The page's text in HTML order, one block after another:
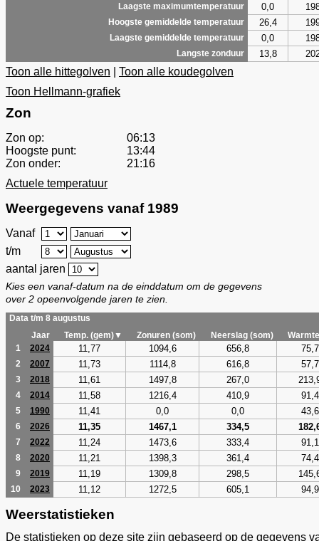
Laagste maximumtemperatuur 0,0
Hoogste gemiddelde temperatuur 26,4
Laagste gemiddelde temperatuur 0,0
Langste zonduur 13,8
Toon alle hittegolven
Toon alle koudegolven
Toon Hellmann-grafiek
Zon
Zon op:
06:13
Hoogste punt:
13:44
Zon onder:
21:16
Actuele temperatuur
Weergegevens vanaf 1989
Vanaf
t/m
aantal jaren
Kies een vanaf-datum na de einddatum om de gegevens
over 2 opeenvolgende jaren te zien.
Data t/m 8 augustus
Jaar
Temp. (gem)▼ Zonuren (som) Neerslag (som)
1
2024 11,77 1094,6 656,8 75,7
2 2007 11,73 1114,8 616,8 57,7
3 2018 11,61 1497,8 267,0
4 2014 11,58 1216,4 410,9 91,4
5 1990 11,41 0,0 0,0 43,6
6 2026 11,35 1467,1 334,5
7 2022 11,24 1473,6 333,4 91,1
8 2020 11,21 1398,3 361,4 74,4
9 2019 11,19 1309,8 298,5
10 2023 11,12 1272,5 605,1 94,9
Weerstatistieken
De statistieken op deze site zijn gebaseerd op de gegevens